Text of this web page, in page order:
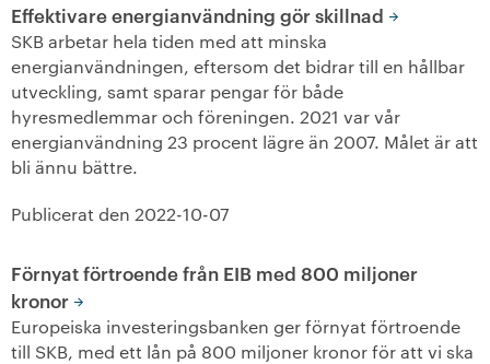
Om oss
Sök ledigt
+
Våra bostäder
Vår boendeform
Jobba hos oss
Effektivare energianvändning gör skillnad
SKB arbetar hela tiden med att minska
energianvändningen, eftersom det bidrar till en hållbar
utveckling, samt sparar pengar för både
hyresmedlemmar och föreningen. 2021 var vår
energianvändning 23 procent lägre än 2007. Målet är att
bli ännu bättre.
Publicerat den 2022-10-07
Förnyat förtroende från EIB med 800 miljoner
kronor
Europeiska investeringsbanken ger förnyat förtroende
till SKB, med ett lån på 800 miljoner kronor för att vi ska